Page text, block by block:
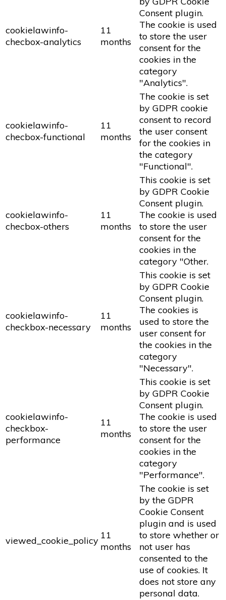
cookielawinfo-
checbox-analytics
11
months
Consent plugin.
The cookie is used
to store the user
consent for the
cookies in the
category
"Analytics".
cookielawinfo-
checbox-functional
11
months
The cookie is set
by GDPR cookie
consent to record
the user consent
for the cookies in
the category
"Functional".
cookielawinfo-
checbox-others
11
months
This cookie is set
by GDPR Cookie
Consent plugin.
The cookie is used
to store the user
consent for the
cookies in the
category "Other.
cookielawinfo-
checkbox-necessary
11
months
This cookie is set
by GDPR Cookie
Consent plugin.
The cookies is
used to store the
user consent for
the cookies in the
category
"Necessary".
cookielawinfo-
checkbox-
performance
11
months
This cookie is set
by GDPR Cookie
Consent plugin.
The cookie is used
to store the user
consent for the
cookies in the
category
"Performance".
viewed_cookie_policy 11
months
The cookie is set
by the GDPR
Cookie Consent
plugin and is used
to store whether or
not user has
consented to the
use of cookies. It
does not store any
personal data.